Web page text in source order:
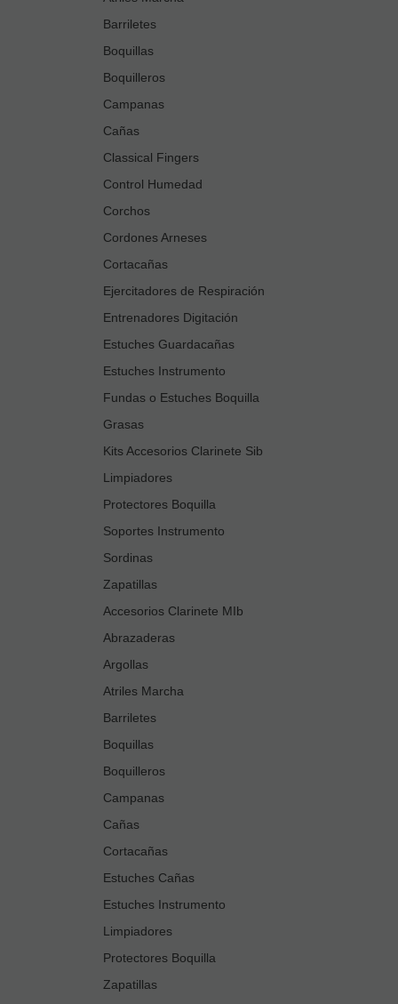
Barriletes
Boquillas
Boquilleros
Campanas
Cañas
Classical Fingers
Control Humedad
Corchos
Cordones Arneses
Cortacañas
Ejercitadores de Respiración
Entrenadores Digitación
Estuches Guardacañas
Estuches Instrumento
Fundas o Estuches Boquilla
Grasas
Kits Accesorios Clarinete Sib
Limpiadores
Protectores Boquilla
Soportes Instrumento
Sordinas
Zapatillas
Accesorios Clarinete MIb
Abrazaderas
Argollas
Atriles Marcha
Barriletes
Boquillas
Boquilleros
Campanas
Cañas
Cortacañas
Estuches Cañas
Estuches Instrumento
Limpiadores
Protectores Boquilla
Zapatillas